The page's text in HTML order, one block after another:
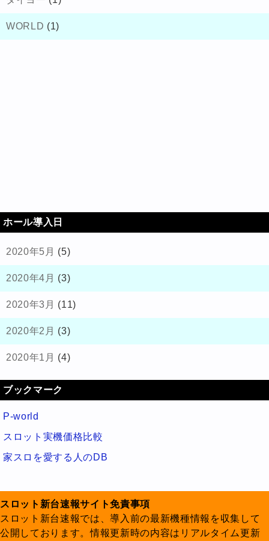
WORLD (1)
ホール導入日
2020年5月 (5)
2020年4月 (3)
2020年3月 (11)
2020年2月 (3)
2020年1月 (4)
ブックマーク
P-world
スロット実機価格比較
家スロを愛する人のDB
スロット新台速報サイト免責事項
スロット新台速報では、導入前の最新機種情報を収集して
公開しております。情報更新時の内容はリアルタイム更新